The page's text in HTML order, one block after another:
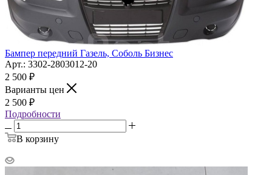
Бампер передний Газель, Соболь Бизнес
Арт.: 3302-2803012-20
2 500 ₽
Варианты цен
2 500 ₽
Подробности
В корзину